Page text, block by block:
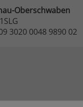
Oberschwaben
3020 0048 9890 02